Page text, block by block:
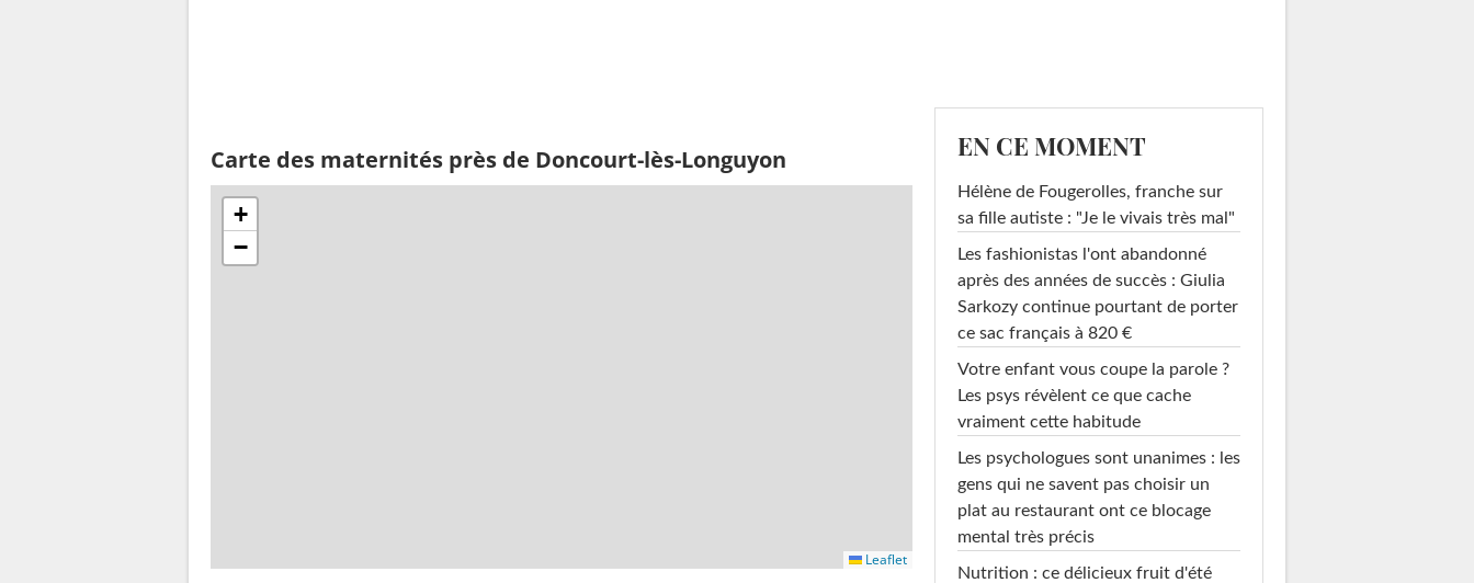
Carte des maternités près de Doncourt-lès-Longuyon
+
−
Leaflet
EN CE MOMENT
Hélène de Fougerolles, franche sur
sa fille autiste : "Je le vivais très mal"
Les fashionistas l'ont abandonné
après des années de succès : Giulia
Sarkozy continue pourtant de porter
ce sac français à 820 €
Votre enfant vous coupe la parole ?
Les psys révèlent ce que cache
vraiment cette habitude
Les psychologues sont unanimes : les
gens qui ne savent pas choisir un
plat au restaurant ont ce blocage
mental très précis
Nutrition : ce délicieux fruit d'été